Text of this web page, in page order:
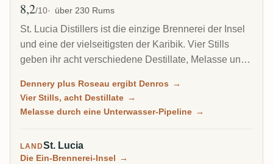
Ø Bewertung
8,2/10 über 230 Rums
St. Lucia Distillers ist die einzige Brennerei der Insel
und eine der vielseitigsten der Karibik. Vier Stills
geben ihr acht verschiedene Destillate, Melasse und
alles verwandeln, vom bescheidenen Bounty bis zum
Kult-Chairman's-Reserve und dem Super-Premium
derselben Gruppe wie Martiniques J.M und Clement.
Dennery plus Roseau ergibt Denros →
Vier Stills, acht Destillate →
Melasse durch eine Unterwasser-Pipeline →
LANDSt. Lucia
Die Ein-Brennerei-Insel →